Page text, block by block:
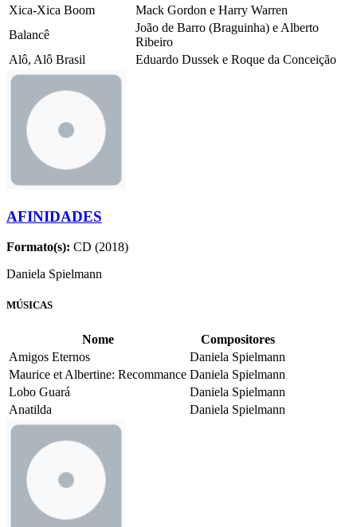
Xica-Xica Boom
Mack Gordon e Harry Warren
Balancê
João de Barro (Braguinha) e Alberto
Ribeiro
Alô, Alô Brasil
Eduardo Dussek e Roque da Conceição
AFINIDADES
Formato(s): CD (2018)
Daniela Spielmann
MÚSICAS
Nome
Compositores
Amigos Eternos
Daniela Spielmann
Maurice et Albertine: Recommance Daniela Spielmann
Lobo Guará
Daniela Spielmann
Anatilda
Daniela Spielmann